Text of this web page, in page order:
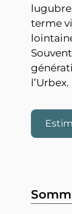
terme
l’Urbex.